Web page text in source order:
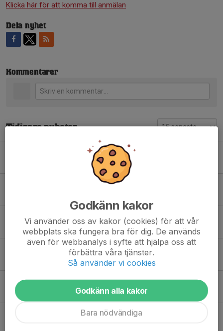
Klicka här för att komma till anmälan
Dela nyhet
Kommentarer
Tidigare nyheter
Melvins AFS Summer Camp
0
Lobas sommarläger 2026
Skåne Scoring Camp
12 feb, 17:07
Drills4skills
1 feb, 10:23 0
Lobas Sommarläger 2025
17 mar 2025 0
Drills 4 Skills - 2025
Godkänn kakor
Vi använder oss av kakor (cookies) för att vår
webbplats ska fungera bra för dig. De används
även för webbanalys i syfte att hjälpa oss att
förbättra våra tjänster.
Så använder vi cookies
Godkänn alla kakor
Bara nödvändiga